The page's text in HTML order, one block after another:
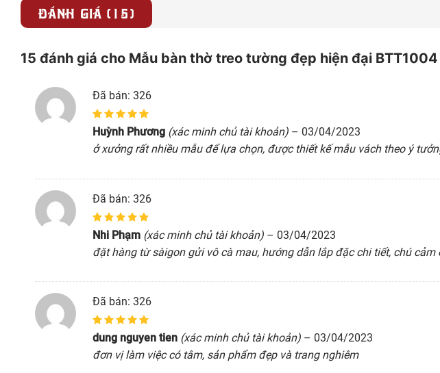
ĐÁNH GIÁ (15)
15 đánh giá cho Mẫu bàn thờ treo tường đẹp hiện đại BTT1004
Đã bán: 326
5trên 5 dựa
trên
1
đánh giá
Huỳnh Phương (xác minh chủ tài khoản) – 03/04/2023
ở xưởng rất nhiều mẫu để lựa chọn, được thiết kế mẫu vách theo ý
Đã bán: 326
5trên 5 dựa
trên
1
đánh giá
Nhi Phạm (xác minh chủ tài khoản) – 03/04/2023
đặt hàng từ sàigon gửi vô cà mau, hướng dẫn lắp đặc chi tiết, chú cảm
Đã bán: 326
5trên 5 dựa
trên
1
đánh giá
dung nguyen tien (xác minh chủ tài khoản) – 03/04/2023
đơn vị làm việc có tâm, sản phẩm đẹp và trang nghiêm